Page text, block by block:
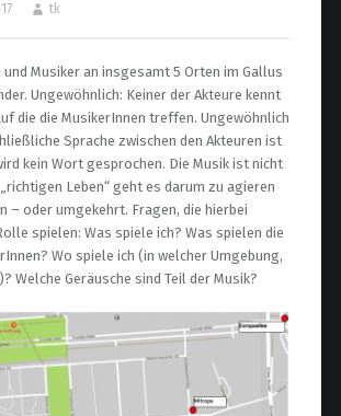
tk
und Musiker an insgesamt 5 Orten im Gallus
Ungewöhnlich: Keiner der Akteure kennt
die die MusikerInnen treffen. Ungewöhnlich
Sprache zwischen den Akteuren ist
kein Wort gesprochen. Die Musik ist nicht
Leben“ geht es darum zu agieren
– oder umgekehrt. Fragen, die hierbei
spielen: Was spiele ich? Was spielen die
Wo spiele ich (in welcher Umgebung,
Welche Geräusche sind Teil der Musik?